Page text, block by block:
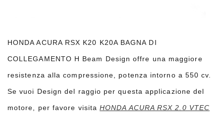
HONDA ACURA RSX K20 K20A BAGNA DI
COLLEGAMENTO H Beam Design offre una maggiore
resistenza alla compressione, potenza intorno a 550 cv.
Se vuoi Design del raggio per questa applicazione del
motore, per favore visitaHONDA ACURA RSX 2.0 VTEC